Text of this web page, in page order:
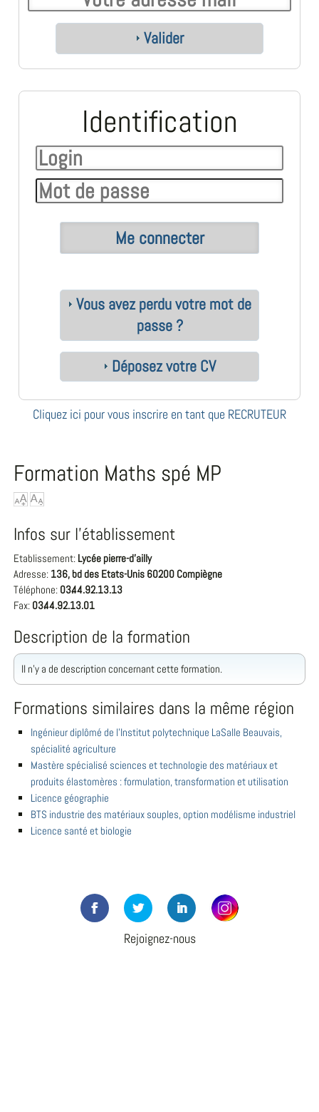
Valider
Identification
Vous avez perdu votre mot de
passe ?
Déposez votre CV
Cliquez ici pour vous inscrire en tant que RECRUTEUR
Formation Maths spé MP
Infos sur l'établissement
Etablissement: Lycée pierre-d'ailly
Adresse: 136, bd des Etats-Unis 60200 Compiègne
Téléphone: 03.44.92.13.13
Fax: 03.44.92.13.01
Description de la formation
Il n'y a de description concernant cette formation.
Formations similaires dans la même région
Ingénieur diplômé de l'Institut polytechnique LaSalle Beauvais,
spécialité agriculture
Mastère spécialisé sciences et technologie des matériaux et
produits élastomères : formulation, transformation et utilisation
Licence géographie
BTS industrie des matériaux souples, option modélisme industriel
Licence santé et biologie
Rejoignez-nous